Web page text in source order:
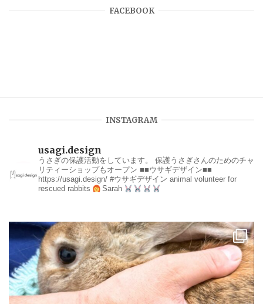
FACEBOOK
INSTAGRAM
usagi.design
うさぎの保護活動をしています。
保護うさぎさんのためのチャ
リティーショップもオープン ■■ウサギデザイン■■
https://usagi.design/ #ウサギデザイン animal volunteer for
rescued rabbits
Sarah